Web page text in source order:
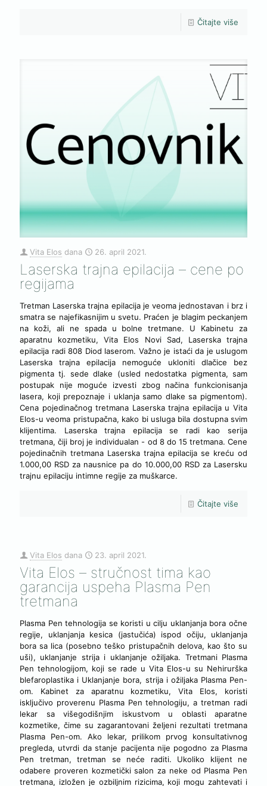
Čitajte više
Vita Elos dana 26. april 2021.
Laserska trajna epilacija – cene po
regijama
Tretman Laserska trajna epilacija je veoma jednostavan i brz i
smatra se najefikasnijim u svetu. Praćen je blagim peckanjem
na koži, ali ne spada u bolne tretmane. U Kabinetu za
aparatnu kozmetiku, Vita Elos Novi Sad, Laserska trajna
epilacija radi 808 Diod laserom. Važno je istaći da je uslugom
Laserska trajna epilacija nemoguće ukloniti dlačice bez
pigmenta tj. sede dlake (usled nedostatka pigmenta, sam
postupak nije moguće izvesti zbog načina funkcionisanja
lasera, koji prepoznaje i uklanja samo dlake sa pigmentom).
Cena pojedinačnog tretmana Laserska trajna epilacija u Vita
Elos-u veoma pristupačna, kako bi usluga bila dostupna svim
klijentima. Laserska trajna epilacija se radi kao serija
tretmana, čiji broj je individualan - od 8 do 15 tretmana. Cene
pojedinačnih tretmana Laserska trajna epilacija se kreću od
1.000,00 RSD za nausnice pa do 10.000,00 RSD za Lasersku
trajnu epilaciju intimne regije za muškarce.
Čitajte više
Vita Elos dana 23. april 2021.
Vita Elos – stručnost tima kao
garancija uspeha Plasma Pen
tretmana
Plasma Pen tehnologija se koristi u cilju uklanjanja bora očne
regije, uklanjanja kesica (jastučića) ispod očiju, uklanjanja
bora sa lica (posebno teško pristupačnih delova, kao što su
uši), uklanjanje strija i uklanjanje ožiljaka. Tretmani Plasma
Pen tehnologijom, koji se rade u Vita Elos-u su Nehirurška
blefaroplastika i Uklanjanje bora, strija i ožiljaka Plasma Pen-
om. Kabinet za aparatnu kozmetiku, Vita Elos, koristi
isključivo proverenu Plasma Pen tehnologiju, a tretman radi
lekar sa višegodišnjim iskustvom u oblasti aparatne
kozmetike, čime su zagarantovani željeni rezultati tretmana
Plasma Pen-om. Ako lekar, prilikom prvog konsultativnog
pregleda, utvrdi da stanje pacijenta nije pogodno za Plasma
Pen tretman, tretman se neće raditi. Ukoliko klijent ne
odabere proveren kozmetički salon za neke od Plasma Pen
tretmana, izložen je ozbiljnim rizicima, koji mogu zahtevati i